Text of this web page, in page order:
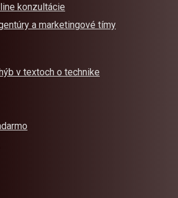
konzultácie
a marketingové tímy
v textoch o technike